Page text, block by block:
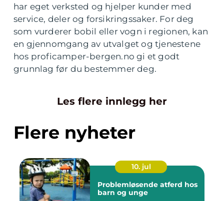
har eget verksted og hjelper kunder med
service, deler og forsikringssaker. For deg
som vurderer bobil eller vogn i regionen, kan
en gjennomgang av utvalget og tjenestene
hos proficamper-bergen.no gi et godt
grunnlag før du bestemmer deg.
Les flere innlegg her
Flere nyheter
10. jul
Problemløsende atferd hos
barn og unge